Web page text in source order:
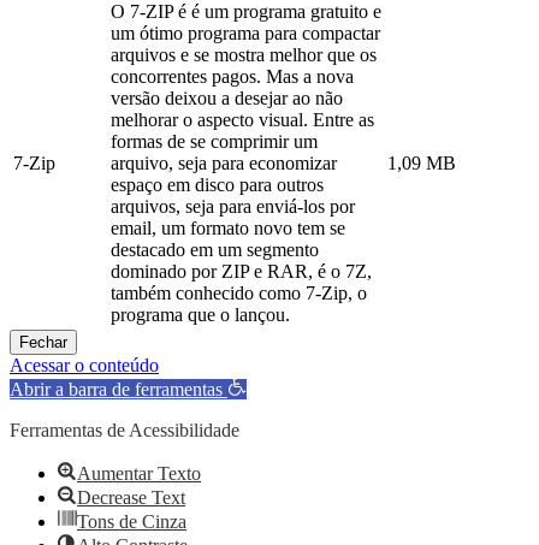
7-Zip
O 7-ZIP é é um programa gratuito e
um ótimo programa para compactar
arquivos e se mostra melhor que os
concorrentes pagos. Mas a nova
versão deixou a desejar ao não
melhorar o aspecto visual. Entre as
formas de se comprimir um
arquivo, seja para economizar
espaço em disco para outros
arquivos, seja para enviá-los por
email, um formato novo tem se
destacado em um segmento
dominado por ZIP e RAR, é o 7Z,
também conhecido como 7-Zip, o
programa que o lançou.
1,09 MB
Fechar
Acessar o conteúdo
Abrir a barra de ferramentas
Ferramentas de Acessibilidade
Aumentar Texto
Decrease Text
Tons de Cinza